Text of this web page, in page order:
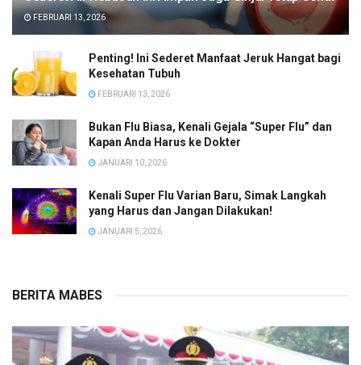
FEBRUARI 13, 2026
Penting! Ini Sederet Manfaat Jeruk Hangat bagi
Kesehatan Tubuh
FEBRUARI 13, 2026
Bukan Flu Biasa, Kenali Gejala “Super Flu” dan
Kapan Anda Harus ke Dokter
JANUARI 10, 2026
Kenali Super Flu Varian Baru, Simak Langkah
yang Harus dan Jangan Dilakukan!
JANUARI 5, 2026
BERITA MABES